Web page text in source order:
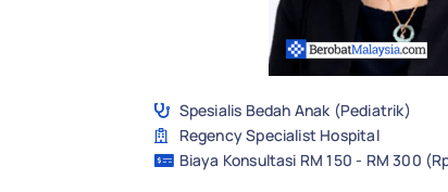
Spesialis Bedah Anak (Pediatrik)
Regency Specialist Hospital
Biaya Konsultasi RM 150 - RM 300